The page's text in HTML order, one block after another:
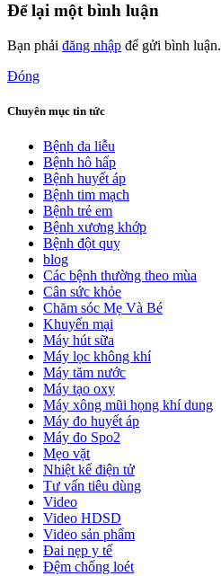
Để lại một bình luận
Bạn phải đăng nhập để gửi bình luận.
Đóng
Chuyên mục tin tức
Bệnh da liễu
Bệnh hô hấp
Bệnh huyết áp
Bệnh tim mạch
Bệnh trẻ em
Bệnh xương khớp
Bệnh đột quỵ
blog
Các bệnh thường theo mùa
Cân sức khỏe
Chăm sóc Mẹ Và Bé
Khuyến mại
Máy hút sữa
Máy lọc không khí
Máy tăm nước
Máy tạo oxy
Máy xông mũi họng khí dung
Máy đo huyết áp
Máy đo Spo2
Mẹo vặt
Nhiệt kế điện tử
Tư vấn tiêu dùng
Video
Video HDSD
Video sản phẩm
Đai nẹp y tế
Đệm chống loét